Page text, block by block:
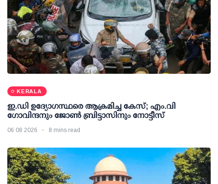
KERALA
ഇ.ഡി ഉദ്യോഗസ്ഥരെ ആക്രമിച്ച കേസ്; എം.വി
ഗോവിന്ദനും ജോണ്‍ ബ്രിട്ടാസിനും നോട്ടീസ്
06 08 2026 8 mins read